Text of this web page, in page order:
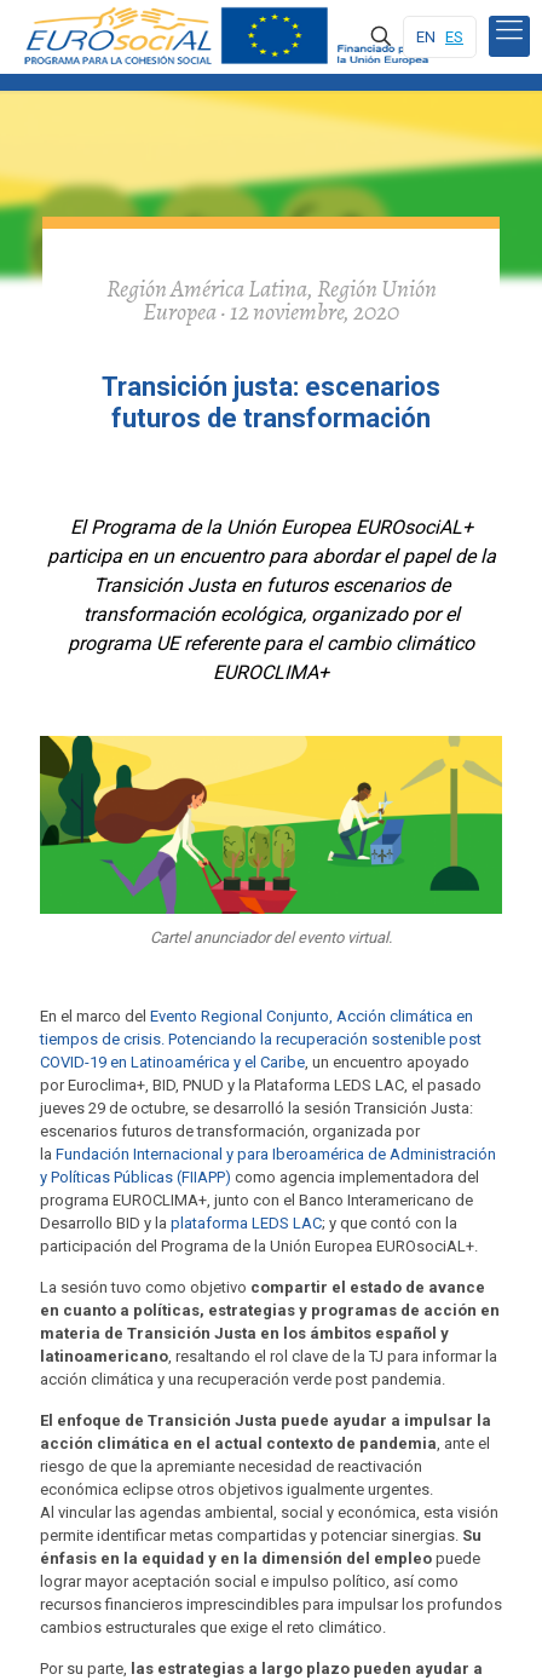
EN ES
Región América Latina, Región Unión
Europea · 12 noviembre, 2020
Transición justa: escenarios
futuros de transformación
El Programa de la Unión Europea EUROsociAL+
participa en un encuentro para abordar el papel de la
Transición Justa en futuros escenarios de
transformación ecológica, organizado por el
programa UE referente para el cambio climático
EUROCLIMA+
Cartel anunciador del evento virtual.
En el marco del Evento Regional Conjunto, Acción climática en
tiempos de crisis. Potenciando la recuperación sostenible post
COVID-19 en Latinoamérica y el Caribe, un encuentro apoyado
porEuroclima+, BID, PNUD y la Plataforma LEDS LAC, el pasado
jueves 29 de octubre, se desarrolló la sesiónTransición Justa:
escenarios futuros de transformación, organizada por
la Fundación Internacional y para Iberoamérica de Administración
y Políticas Públicas (FIIAPP) como agencia implementadora del
programa EUROCLIMA+, junto con el Banco Interamericano de
Desarrollo BID y la plataforma LEDS LAC; y que contó con la
participación del Programa de la Unión Europea EUROsociAL+.
La sesión tuvo como objetivo compartir el estado de avance
en cuanto a políticas, estrategias y programas de acción en
materia de Transición Justa en los ámbitos español y
latinoamericano, resaltando el rol clave de la TJ para informar la
acción climática y una recuperación verde post pandemia.
El enfoque de Transición Justa puede ayudar a impulsar la
acción climática en el actual contexto de pandemia, ante el
riesgo de que la apremiante necesidad de reactivación
económica eclipse otros objetivos igualmente urgentes.
Al vincular las agendas ambiental, social y económica, esta visión
permite identificar metas compartidas y potenciar sinergias. Su
énfasis en la equidad y en la dimensión del empleo puede
lograr mayor aceptación social e impulso político, así como
recursos financieros imprescindibles para impulsar los profundos
cambios estructurales que exige el reto climático.
Por su parte, las estrategias a largo plazo pueden ayudar a